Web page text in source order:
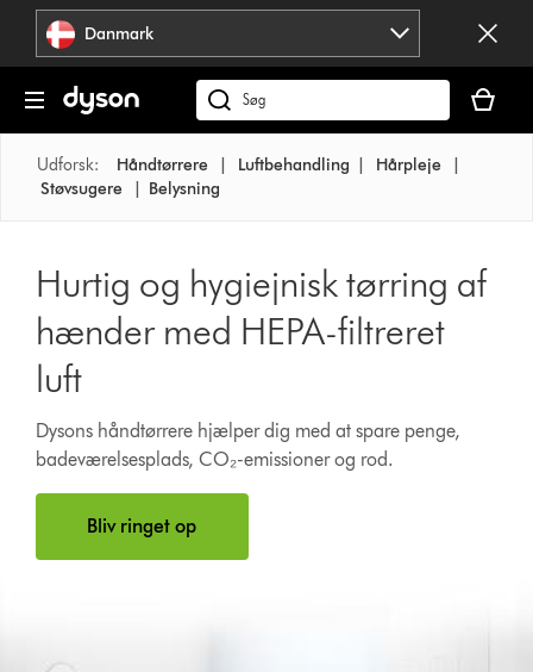
Spring
navigation
Danmark
Søg
på
dyson.dk
er
tom
Udforsk: Håndtørrere Luftbehandling Hårpleje
Støvsugere
Belysning
Hurtig og hygiejnisk tørring af
hænder med HEPA-filtreret
luft
Dysons håndtørrere hjælper dig med at spare penge,
badeværelsesplads, CO₂-emissioner og rod.
Bliv ringet op